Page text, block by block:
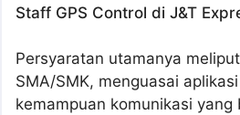
Staff GPS Control di J&T
Persyaratan utamanya
SMA/SMK, menguasai
kemampuan komunikasi yang